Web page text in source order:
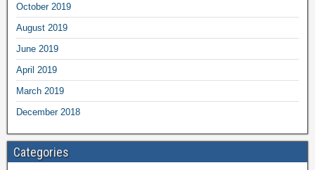
October 2019
August 2019
June 2019
April 2019
March 2019
December 2018
Categories